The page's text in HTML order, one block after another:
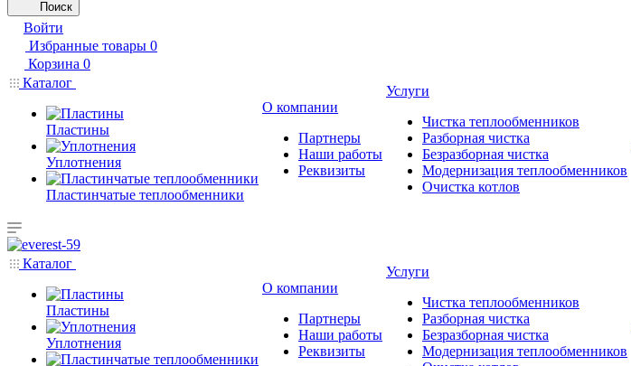
Поиск
Войти
Избранные товары 0
Корзина 0
Каталог
Пластины
Уплотнения
Пластинчатые теплообменники
О компании
Партнеры
Наши работы
Реквизиты
Услуги
Чистка теплообменников
Разборная чистка
Безразборная чистка
Модернизация теплообменников
Очистка котлов
Каталог
Пластины
Уплотнения
О компании
Партнеры
Наши работы
Реквизиты
Услуги
Чистка теплообменников
Разборная чистка
Безразборная чистка
Модернизация теплообменников